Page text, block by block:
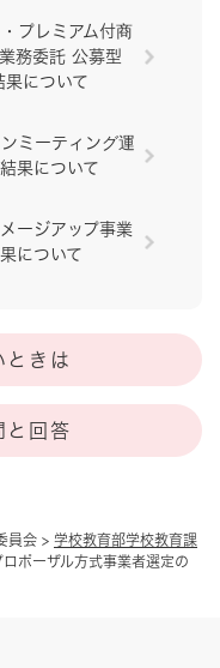
員会 > 学校教育部学校教育課
ポーザル方式事業者選定の
プレミアム付商
務委託 公募型
果について
ミーティング運
果について
ージアップ事業
について
ときは
と回答